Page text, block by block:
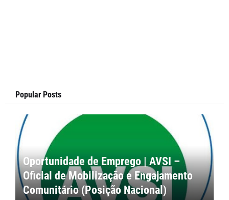
Popular Posts
Oportunidade de Emprego | AVSI –
Oficial de Mobilização e Engajamento
Comunitário (Posição Nacional)